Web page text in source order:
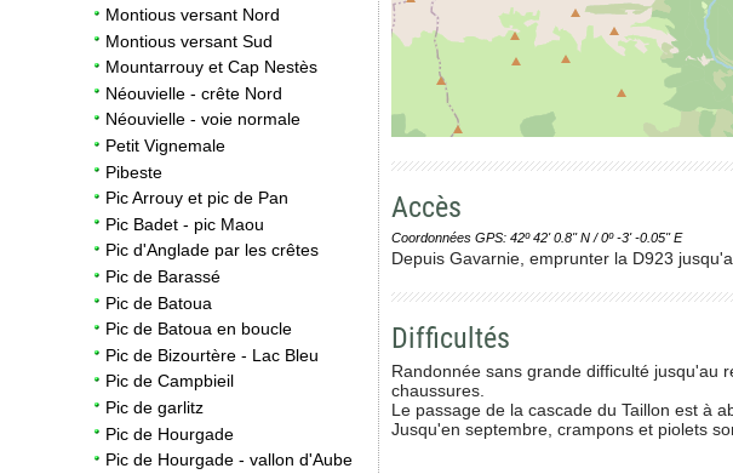
Montious versant Nord
Montious versant Sud
Mountarrouy et Cap Nestès
Néouvielle - crête Nord
Néouvielle - voie normale
Petit Vignemale
Pibeste
Pic Arrouy et pic de Pan
Pic Badet - pic Maou
Pic d'Anglade par les crêtes
Pic de Barassé
Pic de Batoua
Pic de Batoua en boucle
Pic de Bizourtère - Lac Bleu
Pic de Campbieil
Pic de garlitz
Pic de Hourgade
Pic de Hourgade - vallon d'Aube
Accès
Coordonnées GPS: 42º 42' 0.8'' N / 0º -3' -0.05'' E
Depuis Gavarnie, emprunter la D923
Difficultés
Randonnée sans grande difficulté jusqu'au
chaussures.
Le passage de la cascade du Taillon est à
Jusqu'en septembre, crampons et piolets